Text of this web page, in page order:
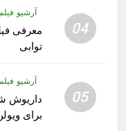
04
آرشیو
معرفی
توابی
05
آرشیو
داریوش
برای